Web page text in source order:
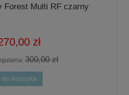
Forest Multi RF czarny
zł
300,00 zł
do koszyka